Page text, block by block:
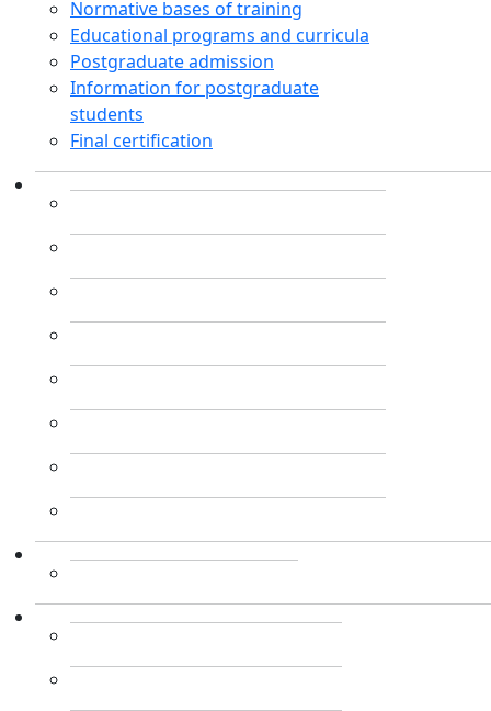
Normative bases of training
Educational programs and curricula
Postgraduate admission
Information for postgraduate
students
Final certification